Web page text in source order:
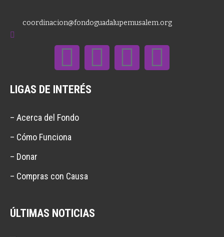
coordinacion@fondoguadalupemusalem.org
LIGAS DE INTERÉS
– Acerca del Fondo
– Cómo Funciona
– Donar
– Compras con Causa
ÚLTIMAS NOTICIAS